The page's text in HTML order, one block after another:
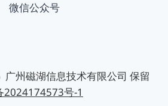
微信公众号
州磁湖信息技术有限公司 保留
2024174573号-1